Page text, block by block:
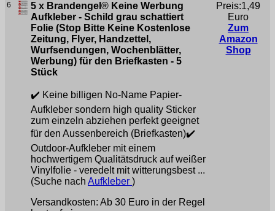
6
5 x Brandengel® Keine Werbung
Aufkleber - Schild grau schattiert
Folie (Stop Bitte Keine Kostenlose
Zeitung, Flyer, Handzettel,
Wurfsendungen, Wochenblätter,
Werbung) für den Briefkasten - 5
Stück
✔️ Keine billigen No-Name Papier-
Aufkleber sondern high quality Sticker
zum einzeln abziehen perfekt geeignet
für den Aussenbereich (Briefkasten)✔️
Outdoor-Aufkleber mit einem
hochwertigem Qualitätsdruck auf weißer
Vinylfolie - veredelt mit witterungsbest ...
(Suche nach Aufkleber )
Versandkosten: Ab 30 Euro in der Regel
Preis:1,49
Euro
Zum
Amazon
Shop